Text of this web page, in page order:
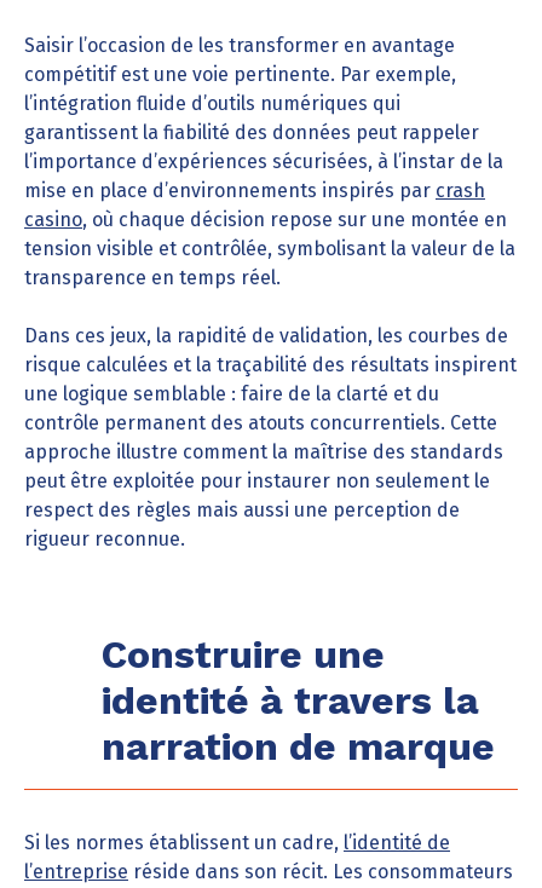
Saisir l’occasion de les transformer en avantage
compétitif est une voie pertinente. Par exemple,
l’intégration fluide d’outils numériques qui
garantissent la fiabilité des données peut rappeler
l’importance d’expériences sécurisées, à l’instar de la
mise en place d’environnements inspirés par crash
casino, où chaque décision repose sur une montée en
tension visible et contrôlée, symbolisant la valeur de la
transparence en temps réel.
Dans ces jeux, la rapidité de validation, les courbes de
risque calculées et la traçabilité des résultats inspirent
une logique semblable : faire de la clarté et du
contrôle permanent des atouts concurrentiels. Cette
approche illustre comment la maîtrise des standards
peut être exploitée pour instaurer non seulement le
respect des règles mais aussi une perception de
rigueur reconnue.
Construire une
identité à travers la
narration de marque
Si les normes établissent un cadre, l’identité de
l’entreprise réside dans son récit. Les consommateurs